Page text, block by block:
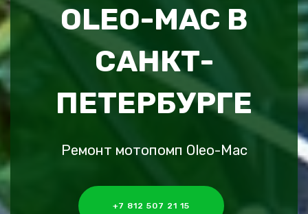
OLEO-MAC В
САНКТ-
ПЕТЕРБУРГЕ
Ремонт мотопомп Oleo-Mac
+7 812 507 21 15